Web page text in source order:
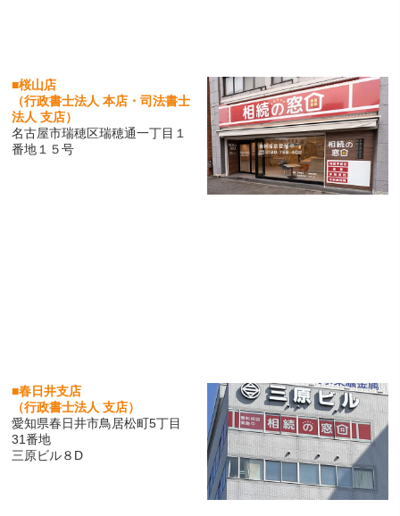
■桜山店
（行政書士法人 本店・司法書士
法人 支店）
名古屋市瑞穂区瑞穂通一丁目１
番地１５号
■春日井支店
（行政書士法人 支店）
愛知県春日井市鳥居松町5丁目
31番地
三原ビル８D